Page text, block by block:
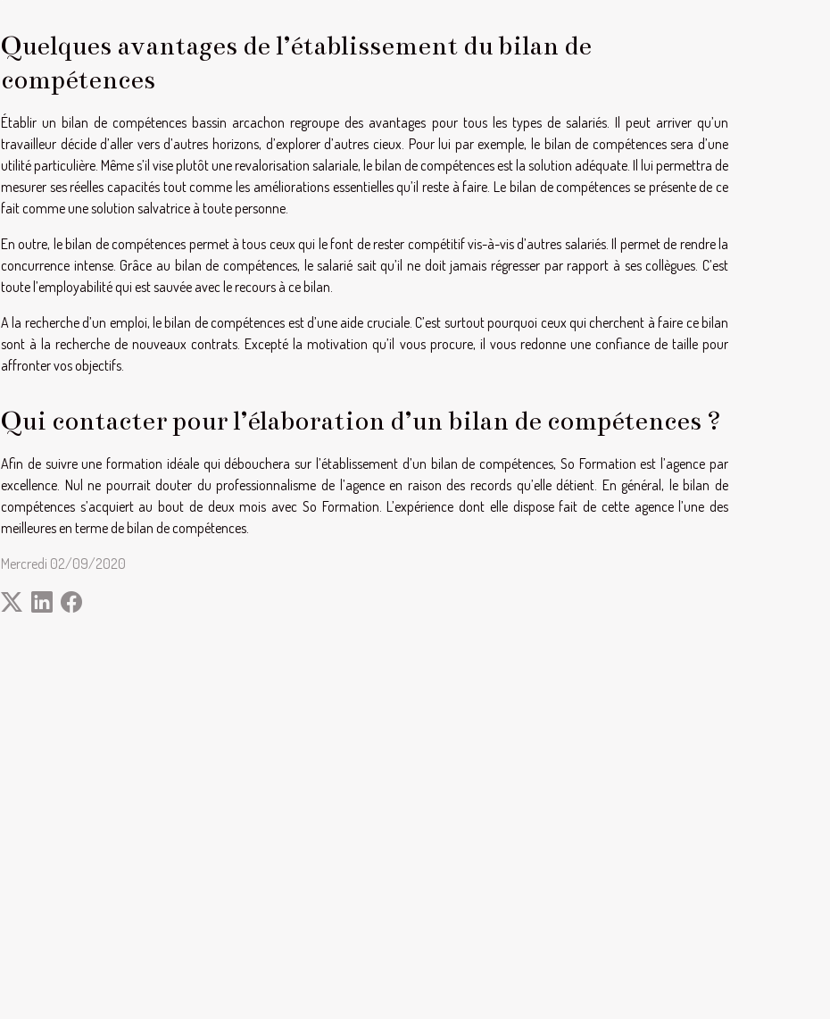
Quelques avantages de l’établissement du bilan de
compétences
Établir unbilan de compétences bassin arcachon regroupe des avantages pour tous les types de salariés. Il peut arriver qu’un
travailleur décide d’aller vers d’autres horizons, d’explorer d’autres cieux. Pour lui par exemple, le bilan de compétences sera d’une
utilité particulière. Même s’il vise plutôt une revalorisation salariale, le bilan de compétences est la solution adéquate. Il lui permettra de
mesurer ses réelles capacités tout comme les améliorations essentielles qu’il reste à faire. Le bilan de compétences se présente de ce
fait comme une solution salvatrice à toute personne.
En outre, le bilan de compétences permet à tous ceux qui le font de rester compétitif vis-à-vis d’autres salariés. Il permet de rendre la
concurrence intense. Grâce au bilan de compétences, le salarié sait qu’il ne doit jamais régresser par rapport à ses collègues. C’est
toute l’employabilité qui est sauvée avec le recours à ce bilan.
A la recherche d’un emploi, le bilan de compétences est d’une aide cruciale. C’est surtout pourquoi ceux qui cherchent à faire ce bilan
sont à la recherche de nouveaux contrats. Excepté la motivation qu’il vous procure, il vous redonne une confiance de taille pour
affronter vos objectifs.
Qui contacter pour l’élaboration d’un bilan de compétences ?
Afin de suivre une formation idéale qui débouchera sur l’établissement d’un bilan de compétences, So Formation est l’agence par
excellence. Nul ne pourrait douter du professionnalisme de l’agence en raison des records qu’elle détient. En général, le bilan de
compétences s’acquiert au bout de deux mois avec So Formation. L’expérience dont elle dispose fait de cette agence l’une des
meilleures en terme de bilan de compétences.
Mercredi 02/09/2020